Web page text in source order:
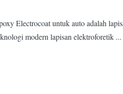
Electrocoat untuk auto adalah
modern lapisan elektroforetik ...